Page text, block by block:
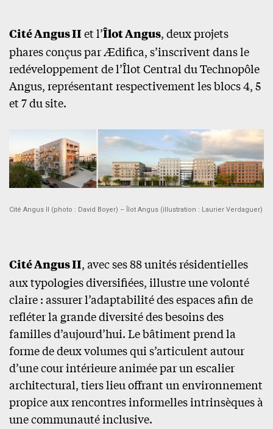
Cité Angus IIet l’Îlot Angus, deux projets
phares conçus par Ædifica, s’inscrivent dans le
redéveloppement de l’Îlot Central du Technopôle
Angus, représentant respectivement les blocs 4, 5
et 7 du site.
Cité Angus II (photo : David Boyer) – Îlot Angus (illustration : Laurier Verdaguer)
Cité Angus II, avec ses 88 unités résidentielles
aux typologies diversifiées, illustre une volonté
claire : assurer l’adaptabilité des espaces afin de
refléter la grande diversité des besoins des
familles d’aujourd’hui. Le bâtiment prend la
forme de deux volumes qui s’articulent autour
d’une cour intérieure animée par un escalier
architectural, tiers lieu offrant un environnement
propice aux rencontres informelles intrinsèques à
une communauté inclusive.